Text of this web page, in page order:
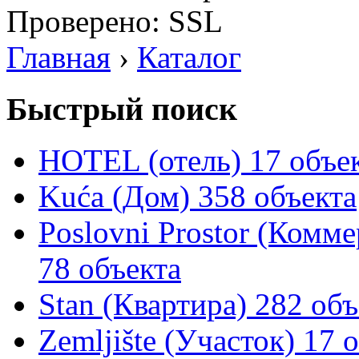
Проверено:
Главная › Каталог
Быстрый поиск
HOTEL (отель) 17
Kuća (Дом) 358 объекта
Poslovni Prostor
78 объекта
Stan (Квартира) 282
Zemljište (Участок) 17